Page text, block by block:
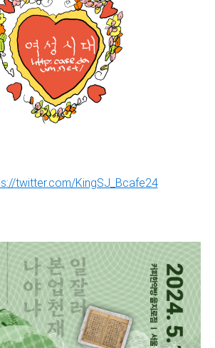
twitter.com/KingSJ_Bcafe24